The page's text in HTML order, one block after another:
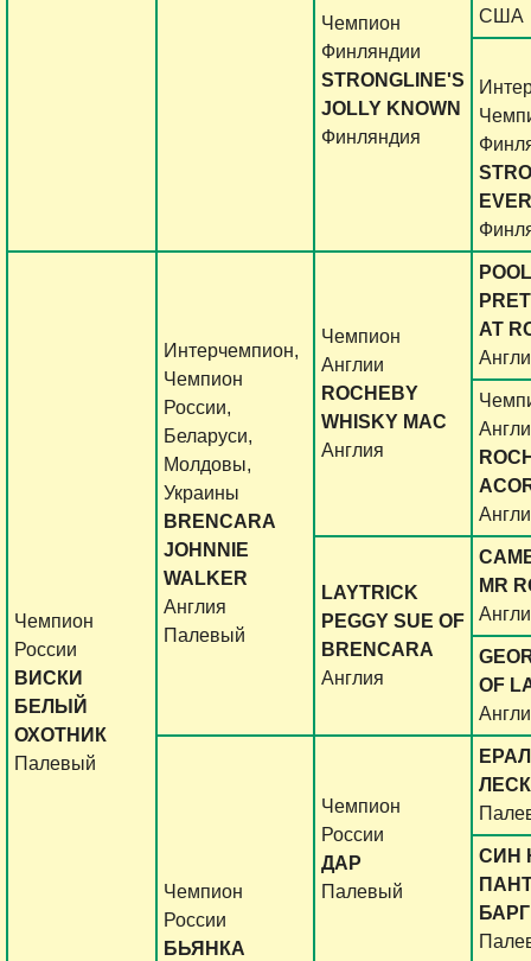
Чемпион
Финляндии
STRONGLINE'S
JOLLY KNOWN
Финляндия
США
Чемпион
России
ВИСКИ
БЕЛЫЙ
ОХОТНИК
Палевый
Интерчемпион,
Чемпион
России,
Беларуси,
Молдовы,
Украины
BRENCARA
JOHNNIE
WALKER
Англия
Палевый
Чемпион
Англии
ROCHEBY
WHISKY MAC
Англия
AT
LAYTRICK
PEGGY SUE OF
BRENCARA
Англия
MR
OF
Чемпион
России
БЬЯНКА
Чемпион
России
ДАР
Палевый
СИН